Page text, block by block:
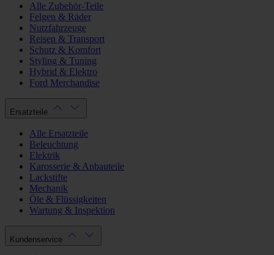
Alle Zubehör-Teile
Felgen & Räder
Nutzfahrzeuge
Reisen & Transport
Schutz & Komfort
Styling & Tuning
Hybrid & Elektro
Ford Merchandise
Ersatzteile
Alle Ersatzteile
Beleuchtung
Elektrik
Karosserie & Anbauteile
Lackstifte
Mechanik
Öle & Flüssigkeiten
Wartung & Inspektion
Kundenservice